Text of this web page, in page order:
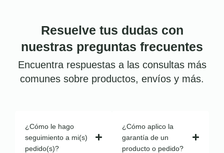
Resuelve tus dudas con
nuestras preguntas frecuentes
Encuentra respuestas a las consultas más
comunes sobre productos, envíos y más.
¿Cómo le hago
seguimiento a mi(s)
pedido(s)?
¿Cómo aplico la
garantía de un
producto o pedido?